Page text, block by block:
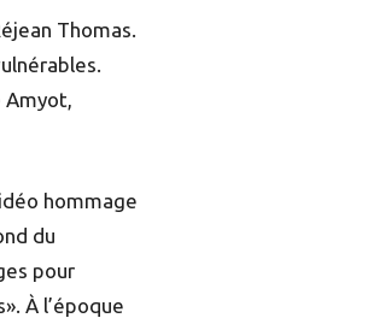
Thomas.
hommage
du
pour
À l’époque